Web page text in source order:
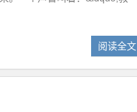
阅读全文